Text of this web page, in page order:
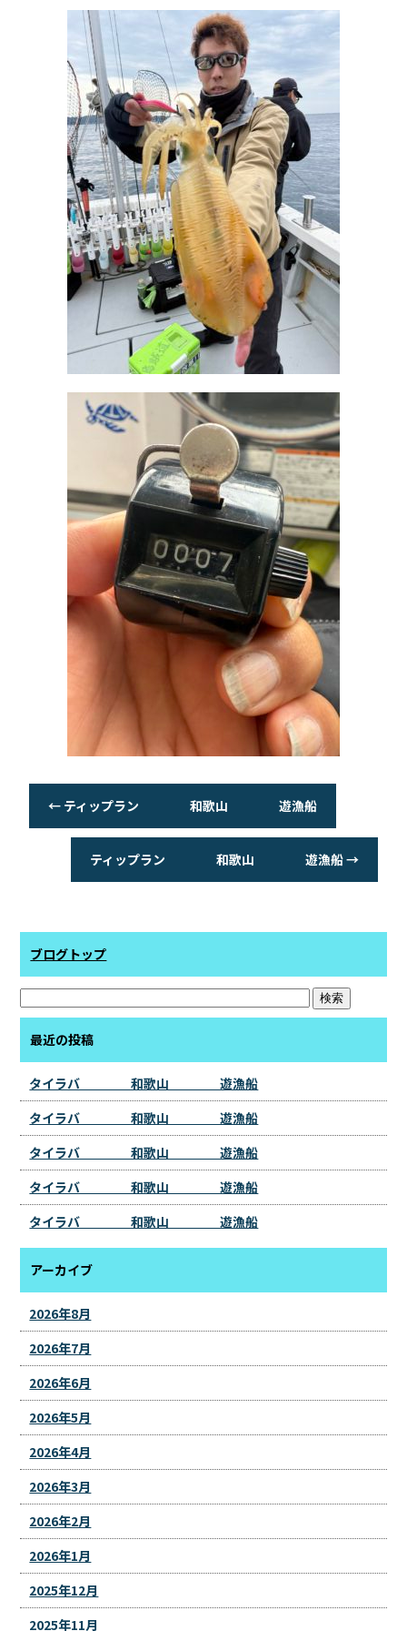
← ティップラン 和歌山 遊漁船
ティップラン 和歌山 遊漁船→
ブログトップ
最近の投稿
タイラバ 和歌山 遊漁船
タイラバ 和歌山 遊漁船
タイラバ 和歌山 遊漁船
タイラバ 和歌山 遊漁船
タイラバ 和歌山 遊漁船
アーカイブ
2026年8月
2026年7月
2026年6月
2026年5月
2026年4月
2026年3月
2026年2月
2026年1月
2025年12月
2025年11月